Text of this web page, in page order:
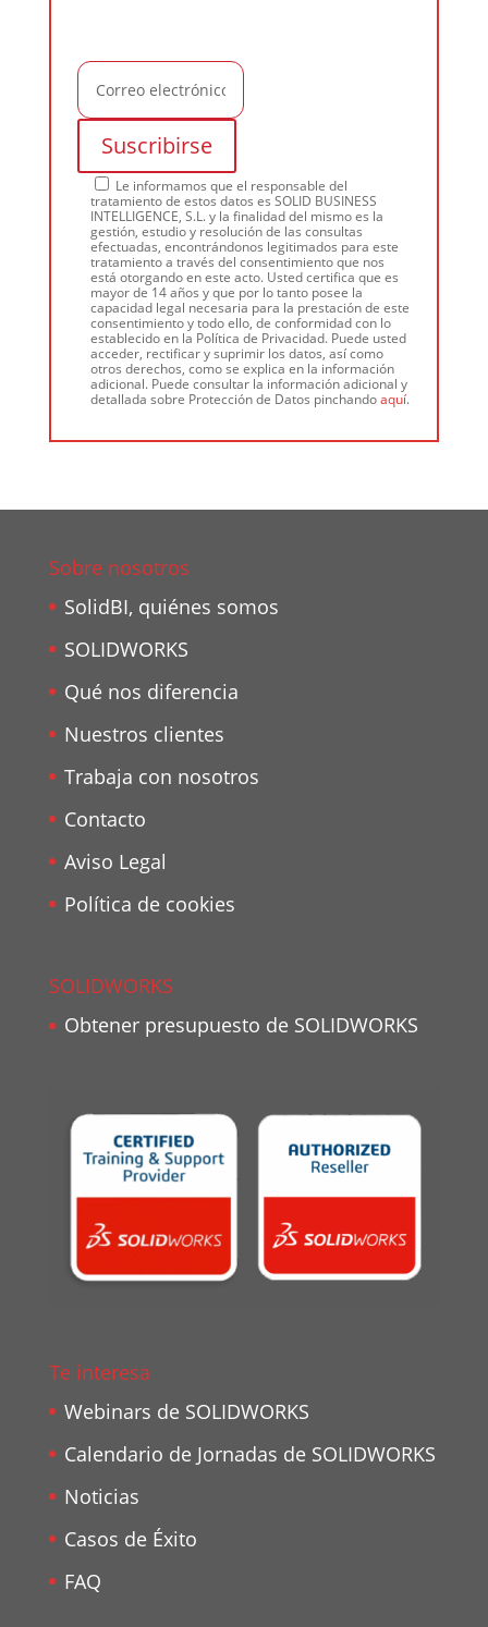
Le informamos que el responsable del
tratamiento de estos datos es SOLID BUSINESS
INTELLIGENCE, S.L. y la finalidad del mismo es la
gestión, estudio y resolución de las consultas
efectuadas, encontrándonos legitimados para este
tratamiento a través del consentimiento que nos
está otorgando en este acto. Usted certifica que es
mayor de 14 años y que por lo tanto posee la
capacidad legal necesaria para la prestación de este
consentimiento y todo ello, de conformidad con lo
establecido en la Política de Privacidad. Puede usted
acceder, rectificar y suprimir los datos, así como
otros derechos, como se explica en la información
adicional. Puede consultar la información adicional y
detallada sobre Protección de Datos pinchandoaquí.
Sobre nosotros
SolidBI, quiénes somos
SOLIDWORKS
Qué nos diferencia
Nuestros clientes
Trabaja con nosotros
Contacto
Aviso Legal
Política de cookies
SOLIDWORKS
Obtener presupuesto de SOLIDWORKS
Te interesa
Webinars de SOLIDWORKS
Calendario de Jornadas de SOLIDWORKS
Noticias
Casos de Éxito
FAQ